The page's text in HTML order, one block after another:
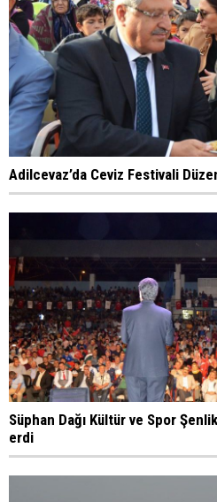
Adilcevaz’da Ceviz Festivali
Süphan Dağı Kültür ve Spor
erdi